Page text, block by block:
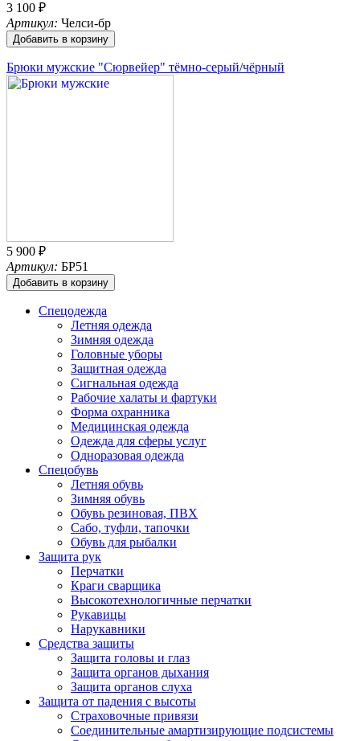
3 100 ₽
Артикул: Челси-бр
Добавить в корзину
Брюки мужские "Сюрвейер" тёмно-серый/чёрный
5 900 ₽
Артикул: БР51
Добавить в корзину
Спецодежда
Летняя одежда
Зимняя одежда
Головные уборы
Защитная одежда
Сигнальная одежда
Рабочие халаты и фартуки
Форма охранника
Медицинская одежда
Одежда для сферы услуг
Одноразовая одежда
Спецобувь
Летняя обувь
Зимняя обувь
Обувь резиновая, ПВХ
Сабо, туфли, тапочки
Обувь для рыбалки
Защита рук
Перчатки
Краги сварщика
Высокотехнологичные перчатки
Рукавицы
Нарукавники
Средства защиты
Защита головы и глаз
Защита органов дыхания
Защита органов слуха
Защита от падения с высоты
Страховочные привязи
Соединительные амартизирующие подсистемы